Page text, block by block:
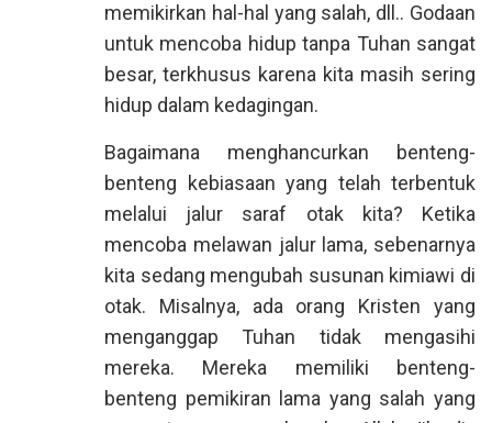
memikirkan hal-hal yang salah, dll.. Godaan
untuk mencoba hidup tanpa Tuhan sangat
besar, terkhusus karena kita masih sering
hidup dalam kedagingan.
Bagaimana menghancurkan benteng-
benteng kebiasaan yang telah terbentuk
melalui jalur saraf otak kita? Ketika
mencoba melawan jalur lama, sebenarnya
kita sedang mengubah susunan kimiawi di
otak. Misalnya, ada orang Kristen yang
menganggap Tuhan tidak mengasihi
mereka. Mereka memiliki benteng-
benteng pemikiran lama yang salah yang